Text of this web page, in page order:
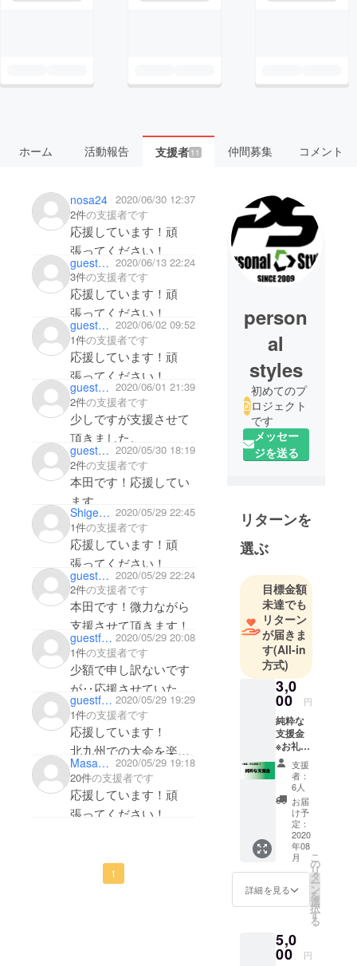
ホーム 活動報告 支援者 11 仲間募集 コメント
nosa24 2020/06/30 12:37
2件の支援者です
応援しています！頑
張ってください！
guest9c2699f545c4 2020/06/13 22:24
3件の支援者です
応援しています！頑
張ってください！
guestd77fddfd26c4 2020/06/02 09:52
1件の支援者です
応援しています！頑
張ってください！
みんなのファイトがこ
れからも続きますよう
に。
guest48e2086fbb54 2020/06/01 21:39
2件の支援者です
少しですが支援させて
頂きました。
guest53599ccc0624 2020/05/30 18:19
2件の支援者です
本田です！応援してい
ます。
Shigeharu_rh 2020/05/29 22:45
1件の支援者です
応援しています！頑
張ってください！
guest53599ccc0624 2020/05/29 22:24
2件の支援者です
本田です！微力ながら
支援させて頂きます！
guestfd13f6aeb964 2020/05/29 20:08
1件の支援者です
少額で申し訳ないです
が‥応援させていただ
きます(^^)
guestf3cd17bd5154 2020/05/29 19:29
1件の支援者です
応援しています！
北九州での大会を楽し
みにしています！
Masahiro Ku 2020/05/29 19:18
20件の支援者です
応援しています！頑
張ってください！
1
person
al
styles
初めてのプ
ロジェクト
です
メッセー
ジを送る
リターンを
選ぶ
目標金額
未達でも
リターン
が届きま
す(All-in
方式)
3,0
00 円
純粋な
支援金
※お礼の
メール
を送ら
せてい
ただき
ます
支援
者：
6人
お届
け予
定：
2020
年08
月
詳細を見る
こ
の
リ
タ
ー
ン
を
選
択
す
る
5,0
00 円